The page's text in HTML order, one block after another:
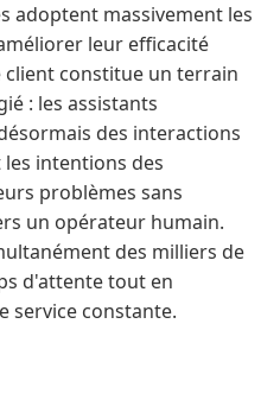
adoptent massivement les
leur efficacité
client constitue un terrain
: les assistants
des interactions
intentions des
problèmes sans
un opérateur humain.
des milliers de
d'attente tout en
service constante.